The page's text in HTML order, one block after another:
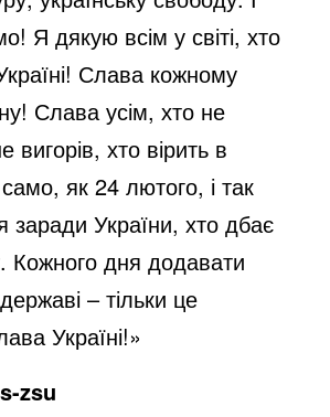
Я дякую всім у світі, хто
Слава кожному
Слава усім, хто не
вигорів, хто вірить в
як 24 лютого, і так
заради України, хто дбає
Кожного дня додавати
– тільки це
Україні!»
zsu